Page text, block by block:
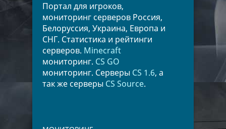
Портал для игроков,
мониторинг серверов Россия,
Белоруссия, Украина, Европа и
СНГ. Статистика и рейтинги
серверов. Minecraft
мониторинг. CS GO
мониторинг. Серверы CS 1.6, а
так же серверы CS Source.